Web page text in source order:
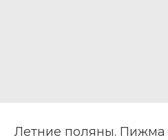
Летние поляны. Пижма